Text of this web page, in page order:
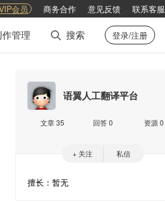
会员 商务合作 意见反馈 联系客服
管理 搜索 登录/注册
语翼人工翻译平台
文章 35 回答 0 资源 0
+ 关注 私信
擅长：暂无